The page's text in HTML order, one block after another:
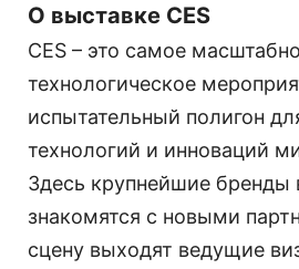
О выставке CES
CES – это самое
технологическое
испытательный полигон
технологий и инноваций
Здесь крупнейшие бренды
знакомятся с новыми
сцену выходят ведущие